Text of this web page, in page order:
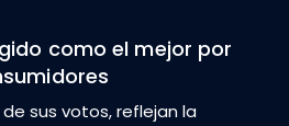
como el mejor por
sus votos, reflejan la